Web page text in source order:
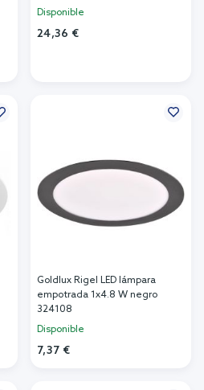
Disponible
24,36 €
Goldlux Rigel LED lámpara
empotrada 1x4.8 W negro
324108
Disponible
7,37 €